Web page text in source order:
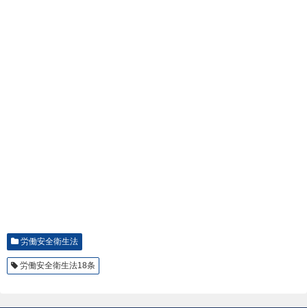
労働安全衛生法
労働安全衛生法18条